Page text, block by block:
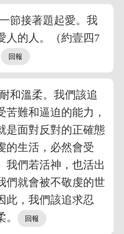
節接著題起愛。我
人的人。（約壹四7
和溫柔。我們該追
苦難和逼迫的能力，
是面對反對的正確態
的生活，必然會受
我們若活神，也活出
們就會被不敬虔的世
此，我們該追求忍